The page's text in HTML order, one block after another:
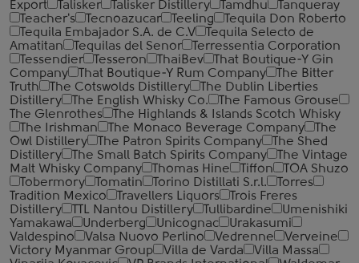
Export
Talisker Talisker Distillery Tamdhu
Tanqueray
Teacher's
Tecnoazucar Teeling
Tequila Don Roberto
Tequila Embajador S.A. de C.V
Tequila Selecto de
Amatitan
Tequilas del Senor
Terressentia Corporation
Tessendier
Tesseron ThaiBev
That Boutique-Y Gin
Company
That Boutique-Y Rum Company
The Bitter
Truth
The Cotswolds Distillery
The Dublin Liberties
Distillery
The English Whisky Co.
The Famous Grouse
The Glenrothes
The Highlands & Islands Scotch Whisky
The Irishman
The Monaco Beverage Company
The
Owl Distillery
The Patron Spirits Company
The Shed
Distillery
The Small Batch Spirits Company
The Vintage
Malt Whisky Company
Thomas Hine Tiffon
TOA Shuzo
Tobermory
Tomatin Torino Distillati S.r.l.
Torres
Tradition Mexico
Travellers Liquors
Trois Freres
Distillery
TTL Nantou Distillery Tullibardine
Umenishiki
Yamakawa
Underberg Unicognac
Urakasumi
Valdespino
Valsa Nuovo Perlino Vedrenne
Verveine
Victory Myanmar Group
Villa de Varda
Villa Massa